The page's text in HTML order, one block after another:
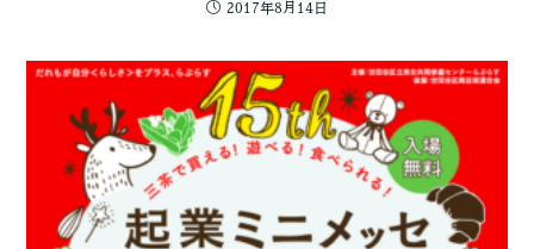
2017年8月14日